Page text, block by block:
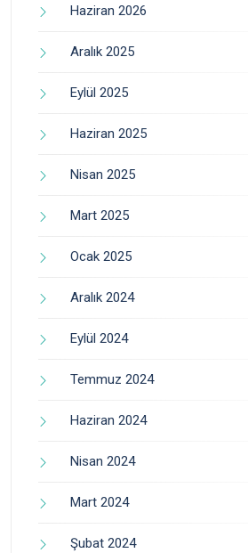
Haziran 2026
Aralık 2025
Eylül 2025
Haziran 2025
Nisan 2025
Mart 2025
Ocak 2025
Aralık 2024
Eylül 2024
Temmuz 2024
Haziran 2024
Nisan 2024
Mart 2024
Şubat 2024